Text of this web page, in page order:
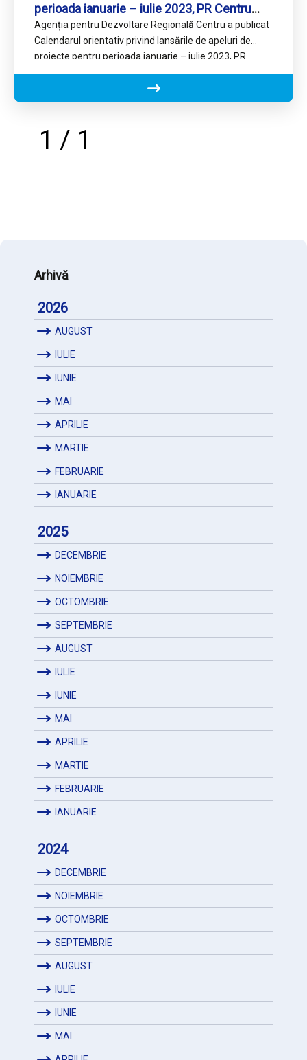
perioada ianuarie – iulie 2023, PR Centru
2021-2027
Agenția pentru Dezvoltare Regională Centru a publicat
Calendarul orientativ privind lansările de apeluri de
proiecte pentru perioada ianuarie – iulie 2023, PR
Centru 2021-2027. Conform…
1 / 1
Arhivă
2026
AUGUST
IULIE
IUNIE
MAI
APRILIE
MARTIE
FEBRUARIE
IANUARIE
2025
DECEMBRIE
NOIEMBRIE
OCTOMBRIE
SEPTEMBRIE
AUGUST
IULIE
IUNIE
MAI
APRILIE
MARTIE
FEBRUARIE
IANUARIE
2024
DECEMBRIE
NOIEMBRIE
OCTOMBRIE
SEPTEMBRIE
AUGUST
IULIE
IUNIE
MAI